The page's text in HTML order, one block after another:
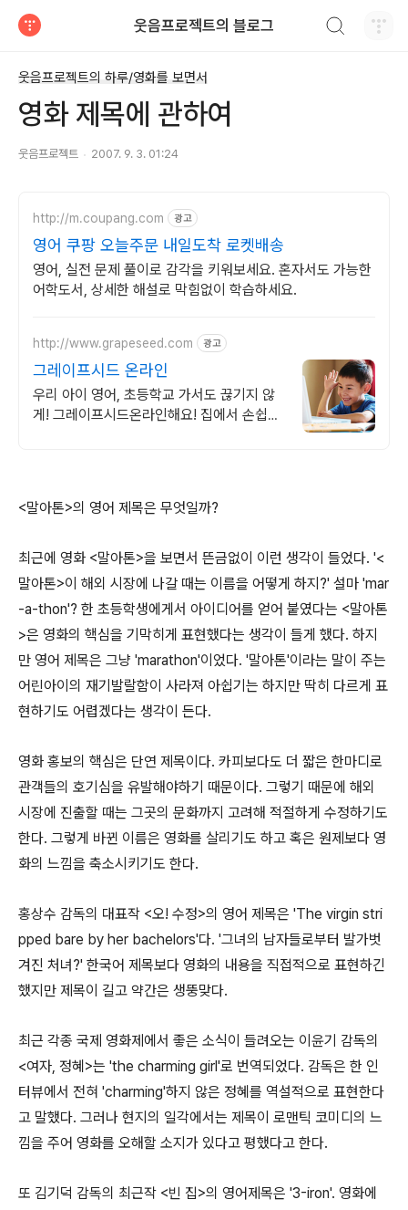
웃음프로젝트의 블로그
웃음프로젝트의 하루/영화를 보면서
영화 제목에 관하여
웃음프로젝트 2007. 9. 3. 01:24
http://m.coupang.com 광고
영어 쿠팡 오늘주문 내일도착 로켓배송
영어, 실전 문제 풀이로 감각을 키워보세요. 혼자서도 가능한
어학도서, 상세한 해설로 막힘없이 학습하세요.
http://www.grapeseed.com 광고
그레이프시드 온라인
우리 아이 영어, 초등학교 가서도 끊기지 않
게! 그레이프시드온라인해요! 집에서 손쉽게,
<말아톤>의 영어 제목은 무엇일까?
최근에 영화 <말아톤>을 보면서 뜬금없이 이런 생각이 들었다. '<
말아톤>이 해외 시장에 나갈 때는 이름을 어떻게 하지?' 설마 'mar
-a-thon'? 한 초등학생에게서 아이디어를 얻어 붙였다는 <말아톤
>은 영화의 핵심을 기막히게 표현했다는 생각이 들게 했다. 하지
만 영어 제목은 그냥 'marathon'이었다. '말아톤'이라는 말이 주는
어린아이의 재기발랄함이 사라져 아쉽기는 하지만 딱히 다르게 표
현하기도 어렵겠다는 생각이 든다.
영화 홍보의 핵심은 단연 제목이다. 카피보다도 더 짧은 한마디로
관객들의 호기심을 유발해야하기 때문이다. 그렇기 때문에 해외
시장에 진출할 때는 그곳의 문화까지 고려해 적절하게 수정하기도
한다. 그렇게 바뀐 이름은 영화를 살리기도 하고 혹은 원제보다 영
화의 느낌을 축소시키기도 한다.
홍상수 감독의 대표작 <오! 수정>의 영어 제목은 'The virgin stri
pped bare by her bachelors'다. '그녀의 남자들로부터 발가벗
겨진 처녀?' 한국어 제목보다 영화의 내용을 직접적으로 표현하긴
했지만 제목이 길고 약간은 생뚱맞다.
최근 각종 국제 영화제에서 좋은 소식이 들려오는 이윤기 감독의
<여자, 정혜>는 'the charming girl'로 번역되었다. 감독은 한 인
터뷰에서 전혀 'charming'하지 않은 정혜를 역설적으로 표현한다
고 말했다. 그러나 현지의 일각에서는 제목이 로맨틱 코미디의 느
낌을 주어 영화를 오해할 소지가 있다고 평했다고 한다.
또 김기덕 감독의 최근작 <빈 집>의 영어제목은 '3-iron'. 영화에